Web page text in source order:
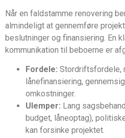
Når en faldstamme renovering
almindeligt at gennemføre
beslutninger og finansiering. En
kommunikation til beboerne er
Fordele: Stordriftsfordele,
lånefinansiering,
omkostninger.
Ulemper: Lang
budget, låneoptag),
kan forsinke projektet.